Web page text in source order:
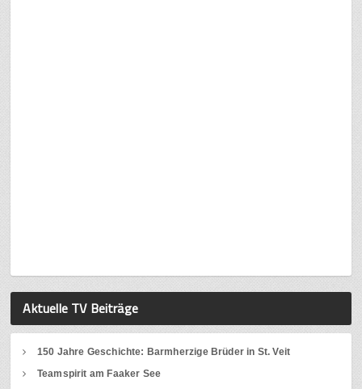
Aktuelle TV Beiträge
150 Jahre Geschichte: Barmherzige Brüder in St. Veit
Teamspirit am Faaker See